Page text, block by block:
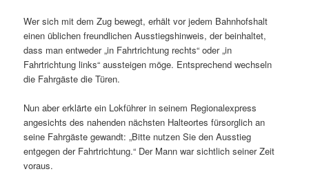
Wer sich mit dem Zug bewegt, erhält vor jedem Bahnhofshalt
einen üblichen freundlichen Ausstiegshinweis, der beinhaltet,
dass man entweder „in Fahrtrichtung rechts“ oder „in
Fahrtrichtung links“ aussteigen möge. Entsprechend wechseln
die Fahrgäste die Türen.
Nun aber erklärte ein Lokführer in seinem Regionalexpress
angesichts des nahenden nächsten Halteortes fürsorglich an
seine Fahrgäste gewandt: „Bitte nutzen Sie den Ausstieg
entgegen der Fahrtrichtung.“ Der Mann war sichtlich seiner Zeit
voraus.